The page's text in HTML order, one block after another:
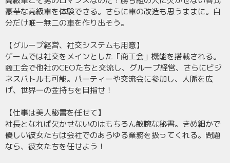
豪華な高級車を体験できる。さらに車の改造も思うままに。自
分だけ唯一無二の車を作り出そう。
【グループ経営、社交システムも用意】
ゲームでは社交をメインとした「商工会」機能を搭載される。
商工会で他社のCEOたちと交流し、グループ経営、さらにビジ
ネスバトルも可能。パーティーや交流会に参加し、人脈を広
げ、世界一の金持ちを目指せ！
【仕事は美人秘書を任せて】
社長となれば欠かせないのはもちろん敏腕な秘書。きめ細かで
優しい彼女たちは会社でのあらゆる業務を扱ってくれる。問題
なら、彼女たちを任せよう！